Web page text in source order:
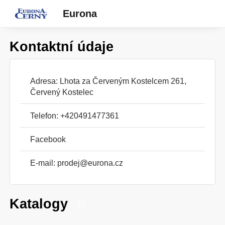
Eurona
Kontaktní údaje
Adresa: Lhota za Červeným Kostelcem 261,
Červený Kostelec
Telefon: +420491477361
Facebook
E-mail: prodej@eurona.cz
Katalogy